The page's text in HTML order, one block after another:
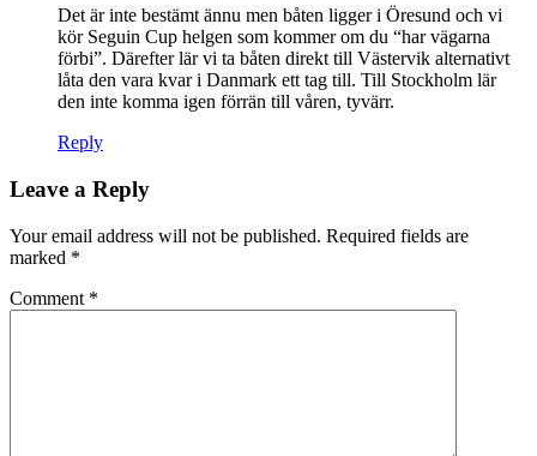
Det är inte bestämt ännu men båten ligger i Öresund och vi
kör Seguin Cup helgen som kommer om du “har vägarna
förbi”. Därefter lär vi ta båten direkt till Västervik alternativt
låta den vara kvar i Danmark ett tag till. Till Stockholm lär
den inte komma igen förrän till våren, tyvärr.
Reply
Leave a Reply
Your email address will not be published. Required fields are
marked *
Comment *